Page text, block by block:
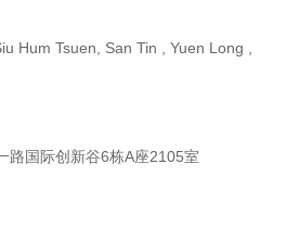
Hum Tsuen, San Tin , Yuen Long ,
路国际创新谷6栋A座2105室